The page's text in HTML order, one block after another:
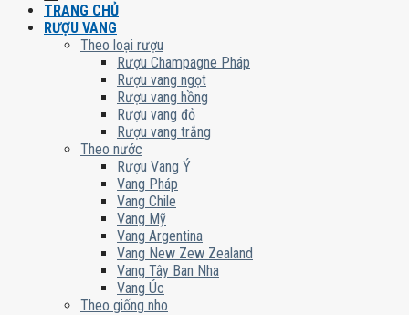
TRANG CHỦ
RƯỢU VANG
Theo loại rượu
Rượu Champagne Pháp
Rượu vang ngọt
Rượu vang hồng
Rượu vang đỏ
Rượu vang trắng
Theo nước
Rượu Vang Ý
Vang Pháp
Vang Chile
Vang Mỹ
Vang Argentina
Vang New Zew Zealand
Vang Tây Ban Nha
Vang Úc
Theo giống nho